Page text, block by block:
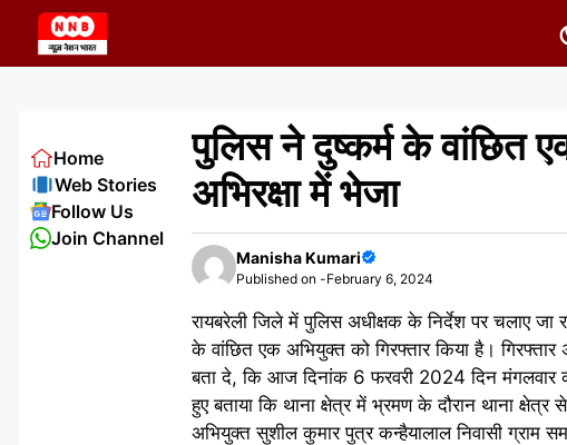
content
पुलिस ने दुष्कर्म के वांछित
अभिरक्षा में भेजा
Manisha Kumari
Published on -February 6, 2024
रायबरेली जिले में पुलिस अधीक्षक के निर्देश पर चलाए जा
के वांछित एक अभियुक्त को गिरफ्तार किया है।
बता दे, कि आज दिनांक 6 फरवरी 2024 दिन मंगलवार
हुए बताया कि थाना क्षेत्र में भ्रमण के दौरान थाना
अभियुक्त सुशील कुमार पुत्र कन्हैयालाल निवासी ग्राम
Home
Web Stories
Follow Us
Join Channel